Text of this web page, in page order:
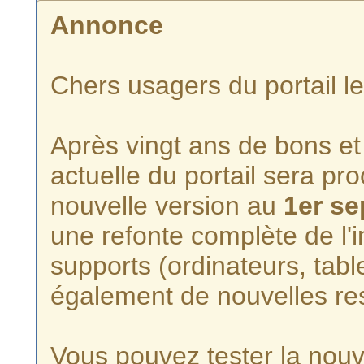
Annonce
Chers usagers du portail
Après vingt ans de bons
actuelle du portail sera
nouvelle version au 1er
une refonte complète de
supports (ordinateurs,
également de nouvelles
Vous pouvez tester la